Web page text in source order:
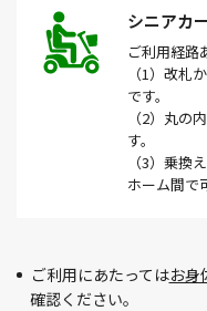
シニアカ
ご利用経路
（1）改札
です。
（2）丸の
す。
（3）乗換
ホーム間で
ご利用にあたってはお身
確認ください。